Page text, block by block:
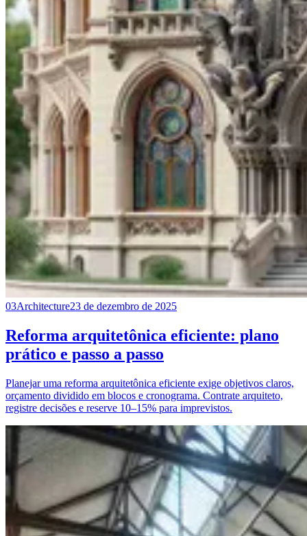
03Architecture23 de dezembro de 2025
Reforma arquitetônica eficiente: plano
prático e passo a passo
Planejar uma reforma arquitetônica eficiente exige objetivos claros,
orçamento dividido em blocos e cronograma. Contrate arquiteto,
registre decisões e reserve 10–15% para imprevistos.